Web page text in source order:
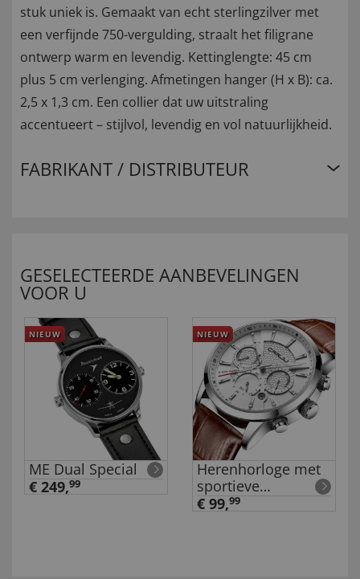
stuk uniek is. Gemaakt van echt sterlingzilver met
een verfijnde 750-vergulding, straalt het filigrane
ontwerp warm en levendig. Kettinglengte: 45 cm
plus 5 cm verlenging. Afmetingen hanger (H x B): ca.
2,5 x 1,3 cm. Een collier dat uw uitstraling
accentueert – stijlvol, levendig en vol natuurlijkheid.
FABRIKANT / DISTRIBUTEUR
GESELECTEERDE AANBEVELINGEN
VOOR U
NIEUW
ME Dual Special
€ 249,99
NIEUW
Herenhorloge met
sportieve
wijzerplaat
€ 99,99